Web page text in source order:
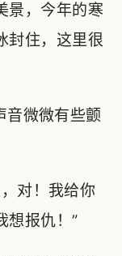
景，今年的寒
封住，这里很
音微微有些颤
对！我给你
想报仇！”